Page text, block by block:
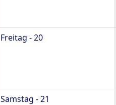
Freitag - 20
Samstag - 21